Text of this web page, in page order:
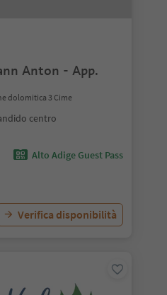
Anton - App.
dolomitica 3 Cime
centro
Alto Adige Guest Pass
Verifica disponibilità